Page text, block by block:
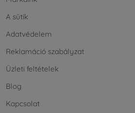
A sütik
Adatvédelem
Reklamáció szabályzat
Üzleti feltételek
Blog
Kapcsolat